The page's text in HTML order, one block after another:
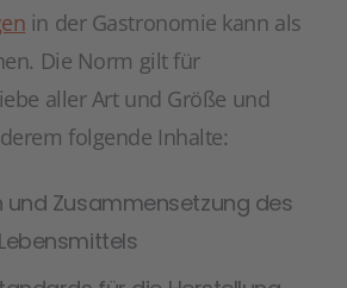
in der Gastronomie kann als
Die Norm gilt für
aller Art und Größe und
folgende Inhalte:
und Zusammensetzung des